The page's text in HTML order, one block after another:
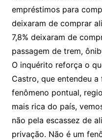
empréstimos para
deixaram de comprar
7,8% deixaram de
passagem de trem,
O inquérito reforça o
Castro, que entendeu
fenômeno pontual,
mais rica do país,
não pela escassez de
privação. Não é um